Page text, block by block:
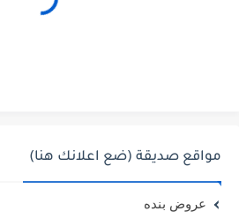
مواقع صديقة (ضع اعلانك هنا)
عروض بنده